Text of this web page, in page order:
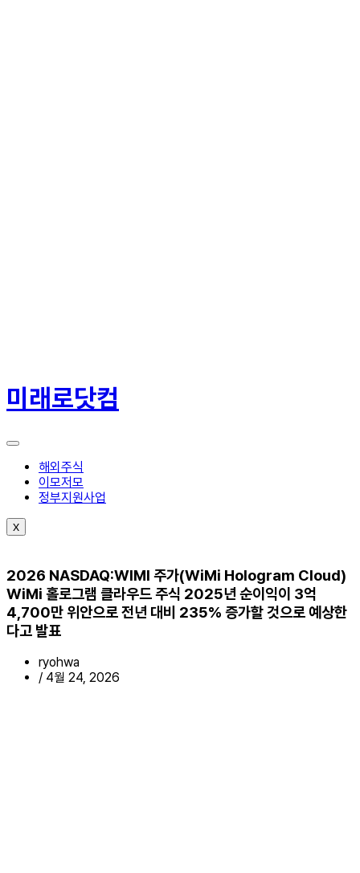
텐
츠
너
미래로닷컴
해외주식
이모저모
정부지원사업
X
2026 NASDAQ:WIMI 주가(WiMi Hologram Cloud)
WiMi 홀로그램 클라우드 주식 2025년 순이익이 3억
4,700만 위안으로 전년 대비 235% 증가할 것으로 예상한
다고 발표
ryohwa
/ 4월 24, 2026